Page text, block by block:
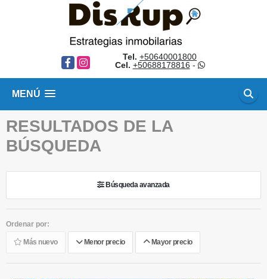
FacebookInstagram
Tel. +50640001800
Cel. +50688178816 -
MENÚ
RESULTADOS DE LA
BÚSQUEDA
Búsqueda avanzada
Ordenar por:
Más nuevo Menor precio Mayor precio